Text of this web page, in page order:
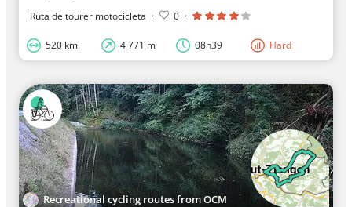
Ruta de tourer motocicleta · 0 ·
520 km 4 771 m 08h39 Hard
Recreational cycling routes from OCM